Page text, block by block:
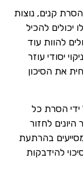
קנים, נוצות
יכולים להכיל
להוות עוד
יסודי עוזר
את הסיכון
ידי הסרת כל
לחזור
בהרתעת
להידבקות